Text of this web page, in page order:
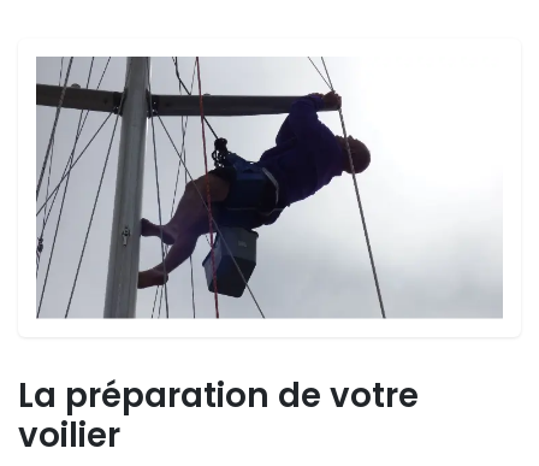
La préparation de votre
voilier